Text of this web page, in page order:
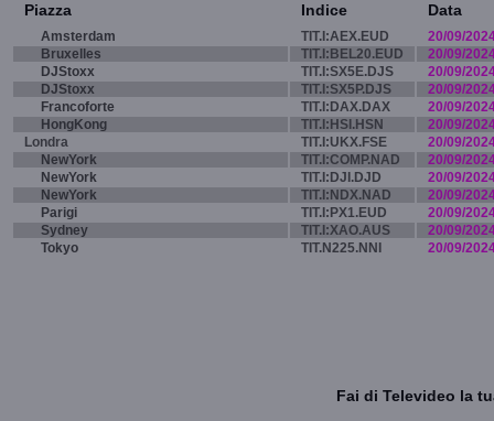
Piazza Indice Data
Amsterdam TIT.I:AEX.EUD
20/09/
Bruxelles
TIT.I:BEL20.EUD
20/09/
DJStoxx
TIT.I:SX5E.DJS
20/09/
DJStoxx
TIT.I:SX5P.DJS
20/09/
Francoforte
TIT.I:DAX.DAX
20/09/
HongKong
TIT.I:HSI.HSN
20/09/
Londra
TIT.I:UKX.FSE
20/09/
NewYork
TIT.I:COMP.NAD
20/09/
NewYork
TIT.I:DJI.DJD
20/09/
NewYork
TIT.I:NDX.NAD
20/09/
Parigi
TIT.I:PX1.EUD
20/09/
Sydney
TIT.I:XAO.AUS
20/09/
Tokyo
TIT.N225.NNI 20/09/
Fai di Televideo la